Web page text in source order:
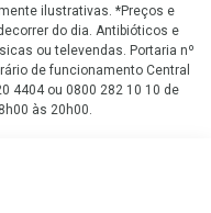
ilustrativas. *Preços e
do dia. Antibióticos e
ou televendas. Portaria nº
de funcionamento Central
4404 ou 0800 282 10 10 de
às 20h00.